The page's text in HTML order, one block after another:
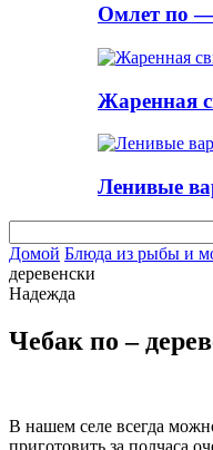
Омлет по
Жаренная
Ленивые
Домой Блюда из рыбы и
деревенски
Надежда
Чебак по –
В нашем селе всегда
приготовить за полчаса